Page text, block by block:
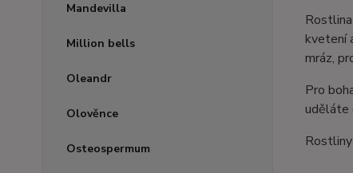
Mandevilla
Million bells
Oleandr
Olověnce
Osteospermum
kvetení
mráz,
Pro
uděláte